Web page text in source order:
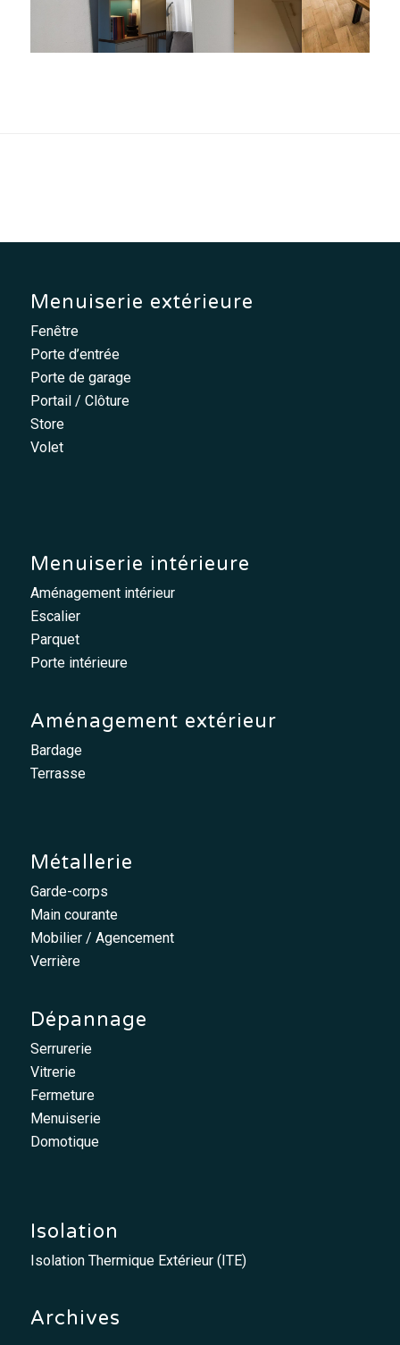
Menuiserie extérieure
Fenêtre
Porte d’entrée
Porte de garage
Portail / Clôture
Store
Volet
Menuiserie intérieure
Aménagement intérieur
Escalier
Parquet
Porte intérieure
Aménagement extérieur
Bardage
Terrasse
Métallerie
Garde-corps
Main courante
Mobilier / Agencement
Verrière
Dépannage
Serrurerie
Vitrerie
Fermeture
Menuiserie
Domotique
Isolation
Isolation Thermique Extérieur (ITE)
Archives